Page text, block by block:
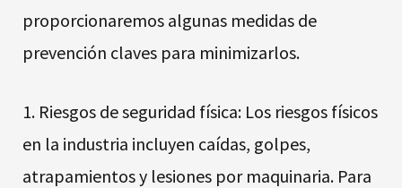
proporcionaremos algunas medidas de
prevención claves para minimizarlos.
1. Riesgos de seguridad física: Los riesgos físicos
en la industria incluyen caídas, golpes,
atrapamientos y lesiones por maquinaria. Para